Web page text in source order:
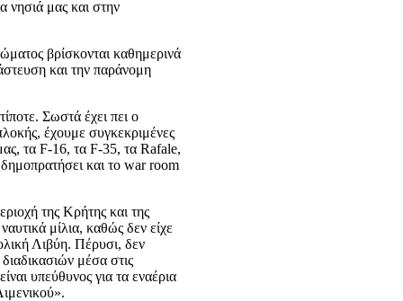
νησιά μας και στην
βρίσκονται καθημερινά
και την παράνομη
Σωστά έχει πει ο
έχουμε συγκεκριμένες
τα F-16, τα F-35, τα Rafale,
και το war room
της Κρήτης και της
μίλια, καθώς δεν είχε
Λιβύη. Πέρυσι, δεν
μέσα στις
υπεύθυνος για τα εναέρια